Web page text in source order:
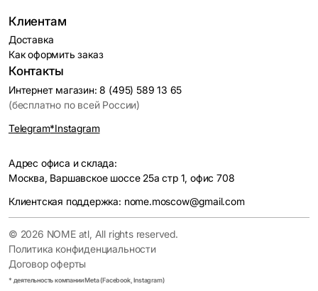
Клиентам
Доставка
Как оформить заказ
Контакты
Интернет магазин: 8 (495) 589 13 65
(бесплатно по всей России)
Telegram*Instagram
Адрес офиса и склада:
Москва, Варшавское шоссе 25а стр 1, офис 708
Клиентская поддержка: nome.moscow@gmail.com
© 2026 NOME atl, All rights reserved.
Политика конфиденциальности
Договор оферты
* деятельность компании Meta (Facebook, Instagram)